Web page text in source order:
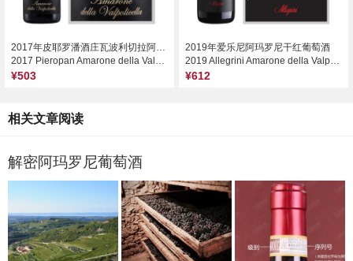
2017年皮耶罗潘酒庄瓦波利切拉阿马罗尼干红葡萄酒
2017 Pieropan Amarone della Valpolicella DOCG, Veneto, Italy
¥503
2019年爱乐尼阿玛罗尼干红葡萄酒
2019 Allegrini Amarone della Valpolicella Classico DOCG, Veneto, Italy
¥612
相关文章阅读
解密阿玛罗尼葡萄酒